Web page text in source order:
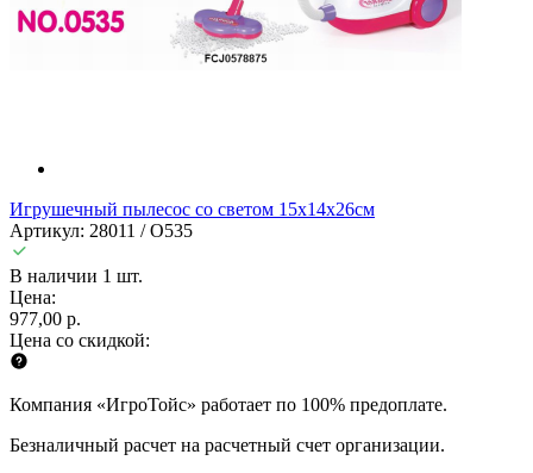
Игрушечный пылесос со светом 15х14х26см
Артикул: 28011 / O535
В наличии 1 шт.
Цена:
977,00 р.
Цена со скидкой:
Компания «ИгроТойс» работает по 100% предоплате.
Безналичный расчет на расчетный счет организации.